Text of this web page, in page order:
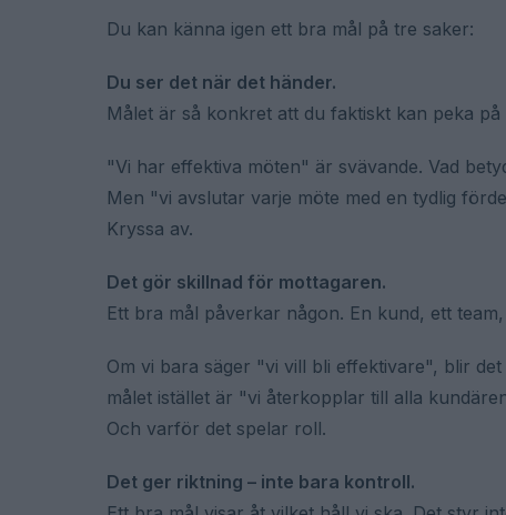
Du kan känna igen ett bra mål på tre saker:
Du ser det när det händer.
Målet är så konkret att du faktiskt kan peka på
"Vi har effektiva möten" är svävande. Vad
Men "vi avslutar varje möte med en tydlig
Kryssa av.
Det gör skillnad för mottagaren.
Ett bra mål påverkar någon. En kund, ett
Om vi bara säger "vi vill bli effektivare", blir
målet istället är "vi återkopplar till alla
Och varför det spelar roll.
Det ger riktning – inte bara kontroll.